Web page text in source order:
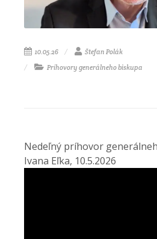
10.05.26
Štefan Polák
Príhovory generálneho biskupa
Nedeľný príhovor
Ivana Eľka, 10.5.2026